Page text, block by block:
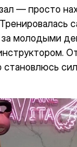
— просто
молодыми